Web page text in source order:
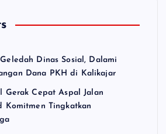
Dinas Sosial, Dalami
Dana PKH di Kalikajar
Gerak Cepat Aspal Jalan
Komitmen Tingkatkan